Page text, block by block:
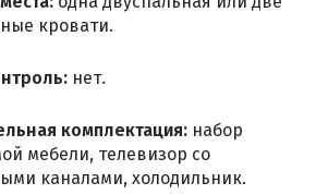
кровати.
нет.
комплектация: набор
мебели, телевизор со
каналами, холодильник.